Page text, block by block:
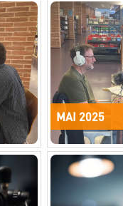
MAI 2025